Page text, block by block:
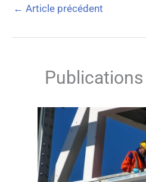
← Article précédent